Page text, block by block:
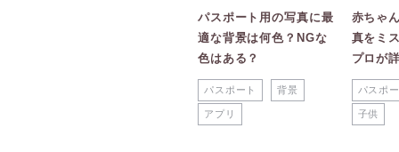
パスポート用の写真に最
適な背景は何色？NGな
色はある？
パスポート 背景
アプリ
赤ちゃ
真をミ
プロが
パスポ
子供